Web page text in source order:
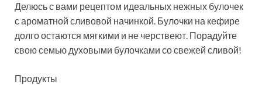
Делюсь с вами рецептом идеальных нежных булочек
с ароматной сливовой начинкой. Булочки на кефире
долго остаются мягкими и не черствеют. Порадуйте
свою семью духовыми булочками со свежей сливой!
Продукты